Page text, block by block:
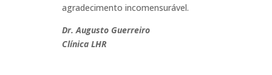
agradecimento incomensurável.
Dr. Augusto Guerreiro
Clínica LHR